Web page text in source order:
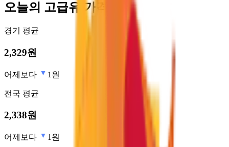
오늘의 고급유 가격
경기 평균
2,329원
어제보다 1원
전국 평균
2,338원
어제보다 1원